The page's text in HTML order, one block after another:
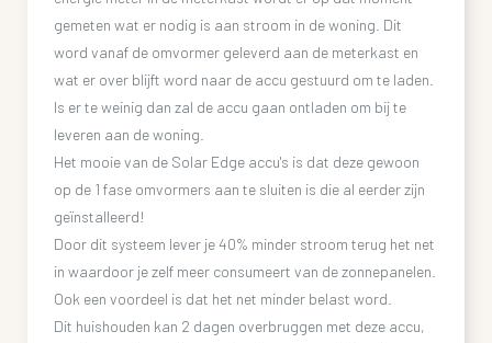
gemeten wat er nodig is aan stroom in de woning. Dit
word vanaf de omvormer geleverd aan de meterkast en
wat er over blijft word naar de accu gestuurd om te laden.
Is er te weinig dan zal de accu gaan ontladen om bij te
leveren aan de woning.
Het mooie van de Solar Edge accu's is dat deze gewoon
op de 1 fase omvormers aan te sluiten is die al eerder zijn
geïnstalleerd!
Door dit systeem lever je 40% minder stroom terug het net
in waardoor je zelf meer consumeert van de zonnepanelen.
Ook een voordeel is dat het net minder belast word.
Dit huishouden kan 2 dagen overbruggen met deze accu,